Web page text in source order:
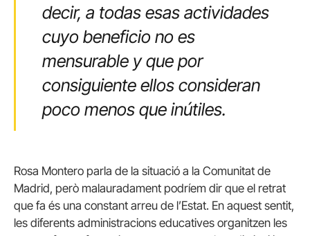
decir, a todas esas actividades
cuyo beneficio no es
mensurable y que por
consiguiente ellos consideran
poco menos que inútiles.
Rosa Montero parla de la situació a la Comunitat de
Madrid, però malauradament podríem dir que el retrat
que fa és una constant arreu de l’Estat. En aquest sentit,
les diferents administracions educatives organitzen les